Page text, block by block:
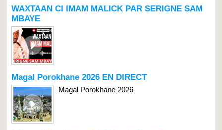
WAXTAAN CI IMAM MALICK PAR SERIGNE SAM
MBAYE
Magal Porokhane 2026 EN DIRECT
Magal Porokhane 2026